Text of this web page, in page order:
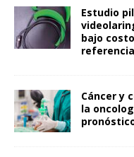
Estudio
bajo
Cáncer y
la